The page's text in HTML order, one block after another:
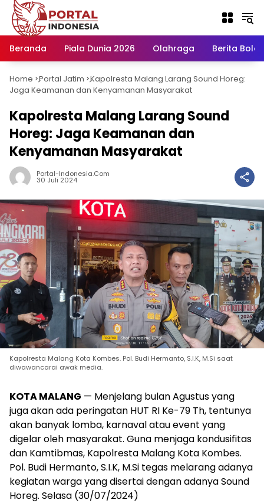
Langsung
konten
Beranda
Piala Dunia 2026 Olahraga Berita Bola
Home -
Portal Jatim -
Kapolresta Malang Larang Sound Horeg:
Jaga Keamanan dan Kenyamanan Masyarakat
Kapolresta Malang Larang Sound
Horeg: Jaga Keamanan dan
Kenyamanan Masyarakat
Portal-Indonesia.com
30 Juli 2024
Kapolresta Malang Kota Kombes. Pol. Budi Hermanto, S.I.K, M.Si saat
diwawancarai awak media.
KOTA MALANG — Menjelang bulan Agustus yang
juga akan ada peringatan HUT RI Ke-79 Th, tentunya
akan banyak lomba, karnaval atau event yang
digelar oleh masyarakat. Guna menjaga kondusifitas
dan Kamtibmas, Kapolresta Malang Kota Kombes.
Pol. Budi Hermanto, S.I.K, M.Si tegas melarang adanya
kegiatan warga yang disertai dengan adanya Sound
Horeg. Selasa (30/07/2024)